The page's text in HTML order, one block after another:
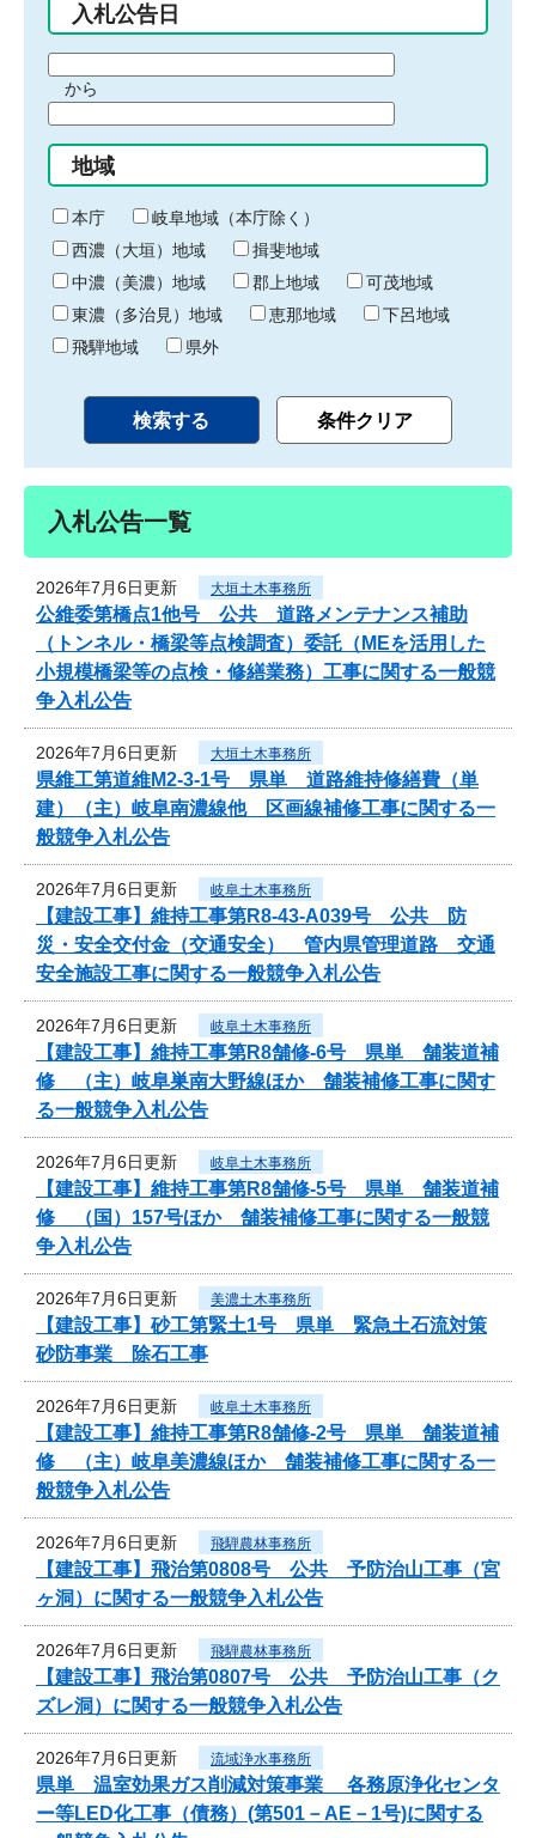
入札公告日
間
始
り
から
間
終
わ
り
地域
本庁
岐阜地域（本庁除く）
西濃（大垣）地域
揖斐地域
中濃（美濃）地域
郡上地域
可茂地域
東濃（多治見）地域
恵那地域
下呂地域
飛騨地域
県外
入札公告一覧
2026年7月6日更新 大垣土木事務所
公維委第橋点1他号 公共 道路メンテナンス補助
（トンネル・橋梁等点検調査）委託（MEを活用した
小規模橋梁等の点検・修繕業務）工事に関する一般競
争入札公告
2026年7月6日更新 大垣土木事務所
県維工第道維M2-3-1号 県単 道路維持修繕費（単
建）（主）岐阜南濃線他 区画線補修工事に関する一
般競争入札公告
2026年7月6日更新 岐阜土木事務所
【建設工事】維持工事第R8-43-A039号 公共 防
災・安全交付金（交通安全） 管内県管理道路 交通
安全施設工事に関する一般競争入札公告
2026年7月6日更新 岐阜土木事務所
【建設工事】維持工事第R8舗修-6号 県単 舗装道補
修 （主）岐阜巣南大野線ほか 舗装補修工事に関す
る一般競争入札公告
2026年7月6日更新 岐阜土木事務所
【建設工事】維持工事第R8舗修-5号 県単 舗装道補
修 （国）157号ほか 舗装補修工事に関する一般競
争入札公告
2026年7月6日更新 美濃土木事務所
【建設工事】砂工第緊土1号 県単 緊急土石流対策
砂防事業 除石工事
2026年7月6日更新 岐阜土木事務所
【建設工事】維持工事第R8舗修-2号 県単 舗装道補
修 （主）岐阜美濃線ほか 舗装補修工事に関する一
般競争入札公告
2026年7月6日更新 飛騨農林事務所
【建設工事】飛治第0808号 公共 予防治山工事（宮
ヶ洞）に関する一般競争入札公告
2026年7月6日更新 飛騨農林事務所
【建設工事】飛治第0807号 公共 予防治山工事（ク
ズレ洞）に関する一般競争入札公告
2026年7月6日更新 流域浄水事務所
県単 温室効果ガス削減対策事業 各務原浄化センタ
ー等LED化工事（債務）(第501－AE－1号)に関する